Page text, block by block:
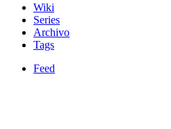
Wiki
Series
Archivo
Tags
Feed